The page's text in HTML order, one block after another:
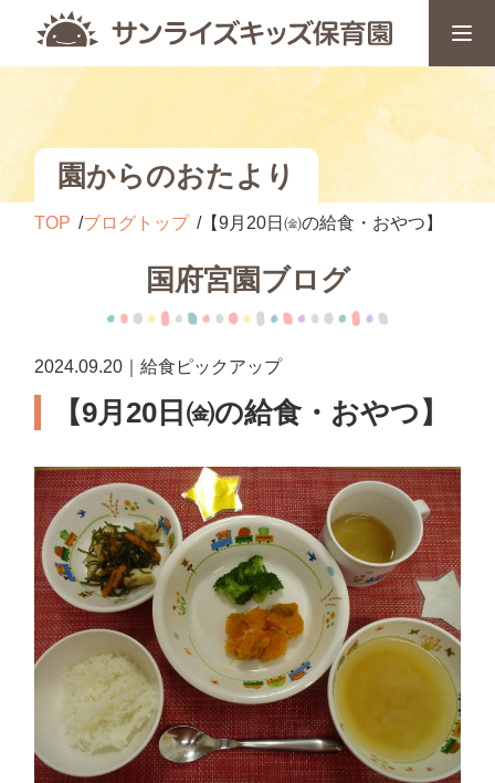
園からのおたより
TOP ブログトップ 【9月20日㈮の給食・おやつ】
国府宮園ブログ
2024.09.20｜給食ピックアップ
【9月20日㈮の給食・おやつ】